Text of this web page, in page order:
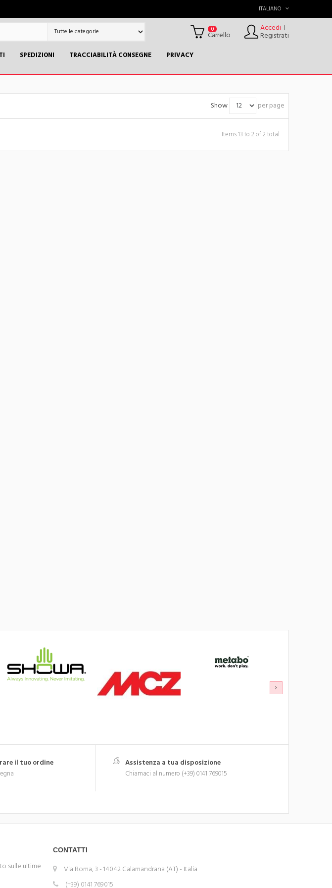
ITALIANO
Accedi |
Registrati
0
Carrello
SPEDIZIONI TRACCIABILITÀ CONSEGNE
PRIVACY
Show
per page
Items 13 to 2 of 2 total
il tuo ordine Assistenza a tua disposizione
Chiamaci al numero (+39) 0141 769015
sulle ultime
CONTATTI
Via Roma, 3 - 14042 Calamandrana (AT) - Italia
(+39) 0141 769015